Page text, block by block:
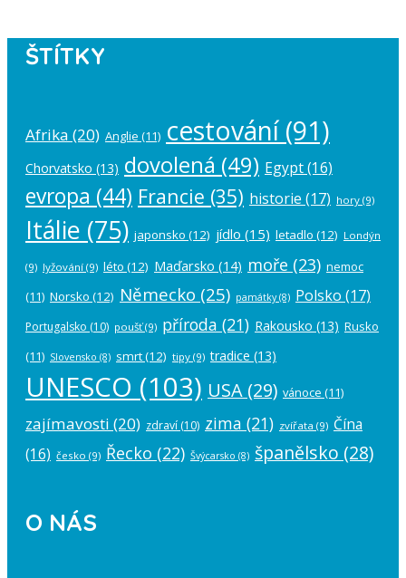
ŠTÍTKY
Afrika (20) Anglie (11) cestování(91)
Chorvatsko (13) dovolená (49) Egypt(16)
evropa (44) Francie (35) historie (17) hory (9)
Itálie (75) japonsko (12) jídlo (15) letadlo (12) Londýn
(9) lyžování (9) léto (12) Maďarsko (14) moře (23) nemoc
(11) Norsko (12) Německo (25) památky(8) Polsko (17)
Portugalsko (10) poušť(9) příroda (21) Rakousko (13) Rusko
(11) Slovensko (8) smrt(12) tipy (9) tradice (13)
UNESCO (103) USA (29) vánoce (11)
zajímavosti (20) zdraví (10) zima (21) zvířata (9) Čína
(16) česko (9) Řecko (22) Švýcarsko (8) španělsko (28)
O NÁS